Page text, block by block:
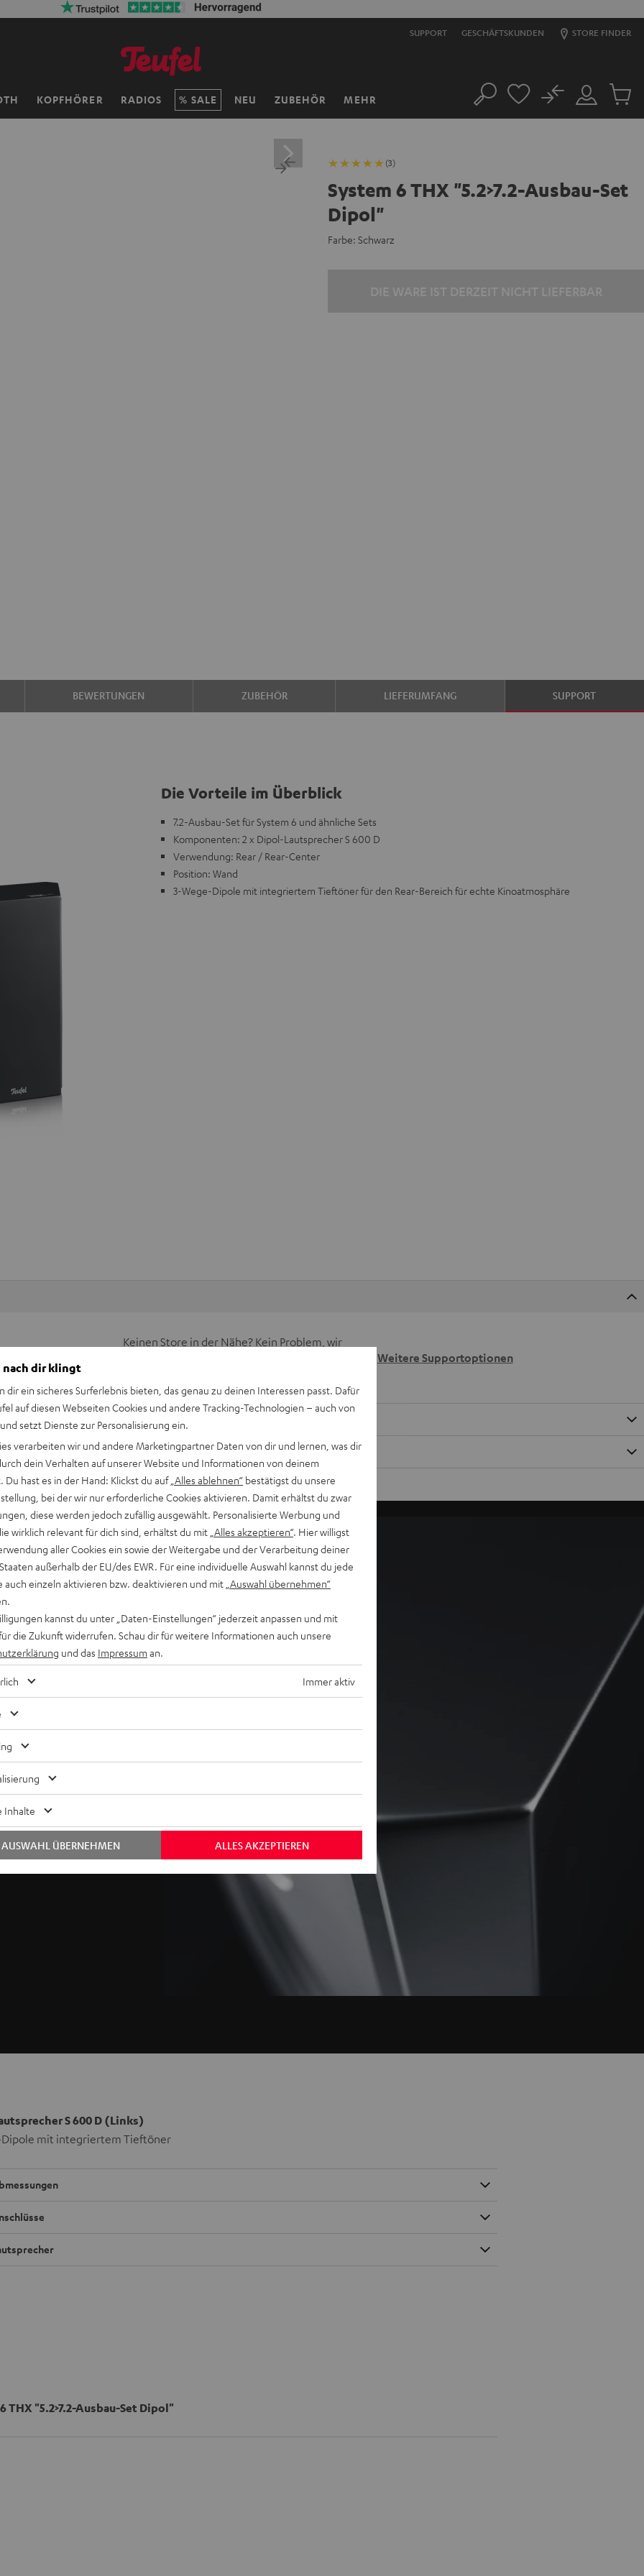
SUPPORT GESCHÄFTSKUNDEN STORE FINDER
KOPFHÖRER RADIOS SALE NEU ZUBEHÖR MEHR Suche
Mein
Konto
No
Artikel
(3)
System 6 THX "5.2>7.2-Ausbau-Set
Dipol"
Farbe: Schwarz
BEWERTUNGEN ZUBEHÖR LIEFERUMFANG SUPPORT
Die Vorteile im Überblick
7.2-Ausbau-Set für System 6 und ähnliche Sets
Komponenten: 2 x Dipol-Lautsprecher S 600 D
Verwendung: Rear / Rear-Center
Position: Wand
3-Wege-Dipole mit integriertem Tieftöner für den Rear-Bereich für echte Kinoatmosphäre
Keinen Store in der Nähe? Kein Problem, wir
Weitere Supportoptionen
bei dem die Surround-
werden. Die
trägt entscheidend
sowie ein
bis zum
für eine optimale
S 600 D (Links)
Dipole mit integriertem Tieftöner
THX "5.2>7.2-Ausbau-Set Dipol"
nach dir klingt
dir ein sicheres Surferlebnis bieten, das genau zu deinen Interessen passt. Dafür
auf diesen Webseiten Cookies und andere Tracking-Technologien – auch von
setzt Dienste zur Personalisierung ein.
verarbeiten wir und andere Marketingpartner Daten von dir und lernen, was dir
dein Verhalten auf unserer Website und Informationen von deinem
Du hast es in der Hand: Klickst du auf „Alles ablehnen“ bestätigst du unsere
bei der wir nur erforderliche Cookies aktivieren. Damit erhältst du zwar
diese werden jedoch zufällig ausgewählt. Personalisierte Werbung und
wirklich relevant für dich sind, erhältst du mit „Alles akzeptieren“. Hier willigst
aller Cookies ein sowie der Weitergabe und der Verarbeitung deiner
außerhalb der EU/des EWR. Für eine individuelle Auswahl kannst du jede
auch einzeln aktivieren bzw. deaktivieren und mit „Auswahl übernehmen“
kannst du unter „Daten-Einstellungen“ jederzeit anpassen und mit
die Zukunft widerrufen. Schau dir für weitere Informationen auch unsere
und das Impressum an.
Immer aktiv
Inhalte
ALLES AKZEPTIEREN
AUSWAHL ÜBERNEHMEN